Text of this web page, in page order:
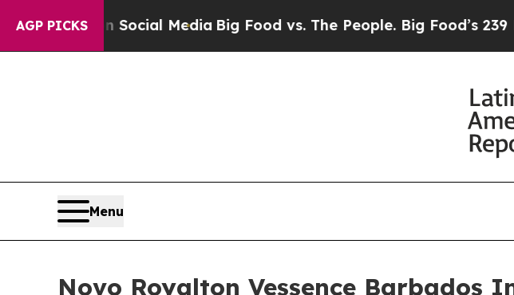
AGP PICKS
on Social MediaBig Food vs. The People. Big Food’s 239
Menu
Novo Royalton Vessence Barbados